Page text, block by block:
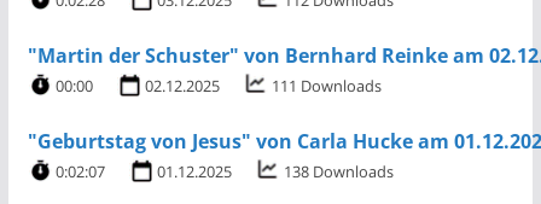
"Martin der Schuster" von Bernhard Reinke am
00:00 02.12.2025 111 Downloads
"Geburtstag von Jesus" von Carla Hucke am
0:02:07 01.12.2025 138 Downloads